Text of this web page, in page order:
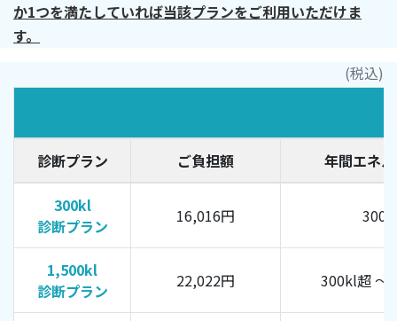
か1つを満たしていれば当該プランをご利用いただけま
す。
(税込)
診断プラン ご負担額 年間エネ
300kl
診断プラン
16,016円
1,500kl
診断プラン
22,022円 300kl超 ～